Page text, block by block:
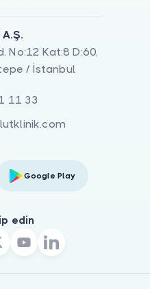
No:12 Kat:8 D:60,
/ İstanbul
11 33
Google Play
edin